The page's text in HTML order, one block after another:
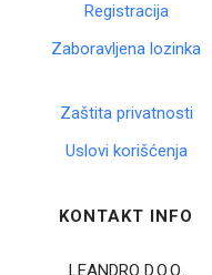
Registracija
Zaboravljena lozinka
Zaštita privatnosti
Uslovi korišćenja
KONTAKT INFO
LEANDRO D.O.O.